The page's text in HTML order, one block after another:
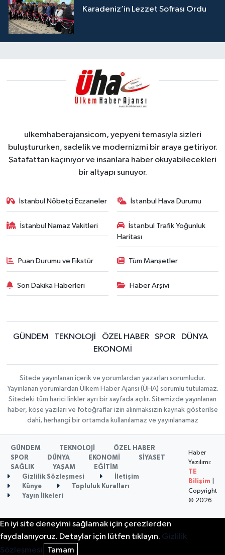
Karadeniz’in Lezzet Sofrası Ordu
ulkemhaberajansicom, yepyeni temasıyla sizleri
buluştururken, sadelik ve modernizmi bir araya getiriyor.
Şatafattan kaçınıyor ve insanlara haber okuyabilecekleri
bir altyapı sunuyor.
İstanbul Nöbetçi Eczaneler İstanbul Hava Durumu
İstanbul Namaz Vakitleri
İstanbul Trafik Yoğunluk
Haritası
Puan Durumu ve Fikstür Tüm Manşetler
Son Dakika Haberleri Haber Arşivi
GÜNDEM TEKNOLOJİ ÖZEL HABER SPOR
DÜNYA
EKONOMİ
Sitede yayınlanan içerik ve yorumlardan yazarları sorumludur.
Yayınlanan yorumlardan Ülkem Haber Ajansı (ÜHA) sorumlu tutulamaz.
Sitedeki tüm harici linkler ayrı bir sayfada açılır. Sitemizde yayınlanan
haber, köşe yazıları ve fotoğraflar izin alınmaksızın kaynak gösterilse
dahi, herhangi bir ortamda kullanılamaz ve yayınlanamaz
GÜNDEM TEKNOLOJİ
ÖZEL HABER
SPOR
DÜNYA EKONOMİ
SİYASET
SAĞLIK
YAŞAM
EĞİTİM
Gizlilik Sözleşmesi
İletişim
Künye
Topluluk Kuralları
Yayın İlkeleri
Haber
Yazılımı:
TE
Bilişim
Copyright
© 2026
En iyi site deneyimi sağlamak için çerezlerden
faydalanıyoruz. Detaylar için lütfen tıklayın. Gizlilik
Sözleşmesi
Tamam